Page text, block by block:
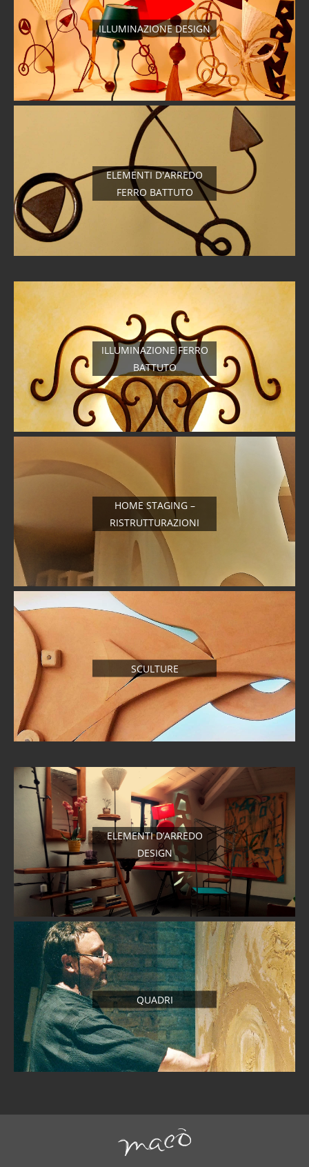
ILLUMINAZIONE DESIGN
ELEMENTI D'ARREDO
FERRO BATTUTO
ILLUMINAZIONE FERRO
BATTUTO
HOME STAGING –
RISTRUTTURAZIONI
SCULTURE
ELEMENTI D’ARREDO
DESIGN
QUADRI